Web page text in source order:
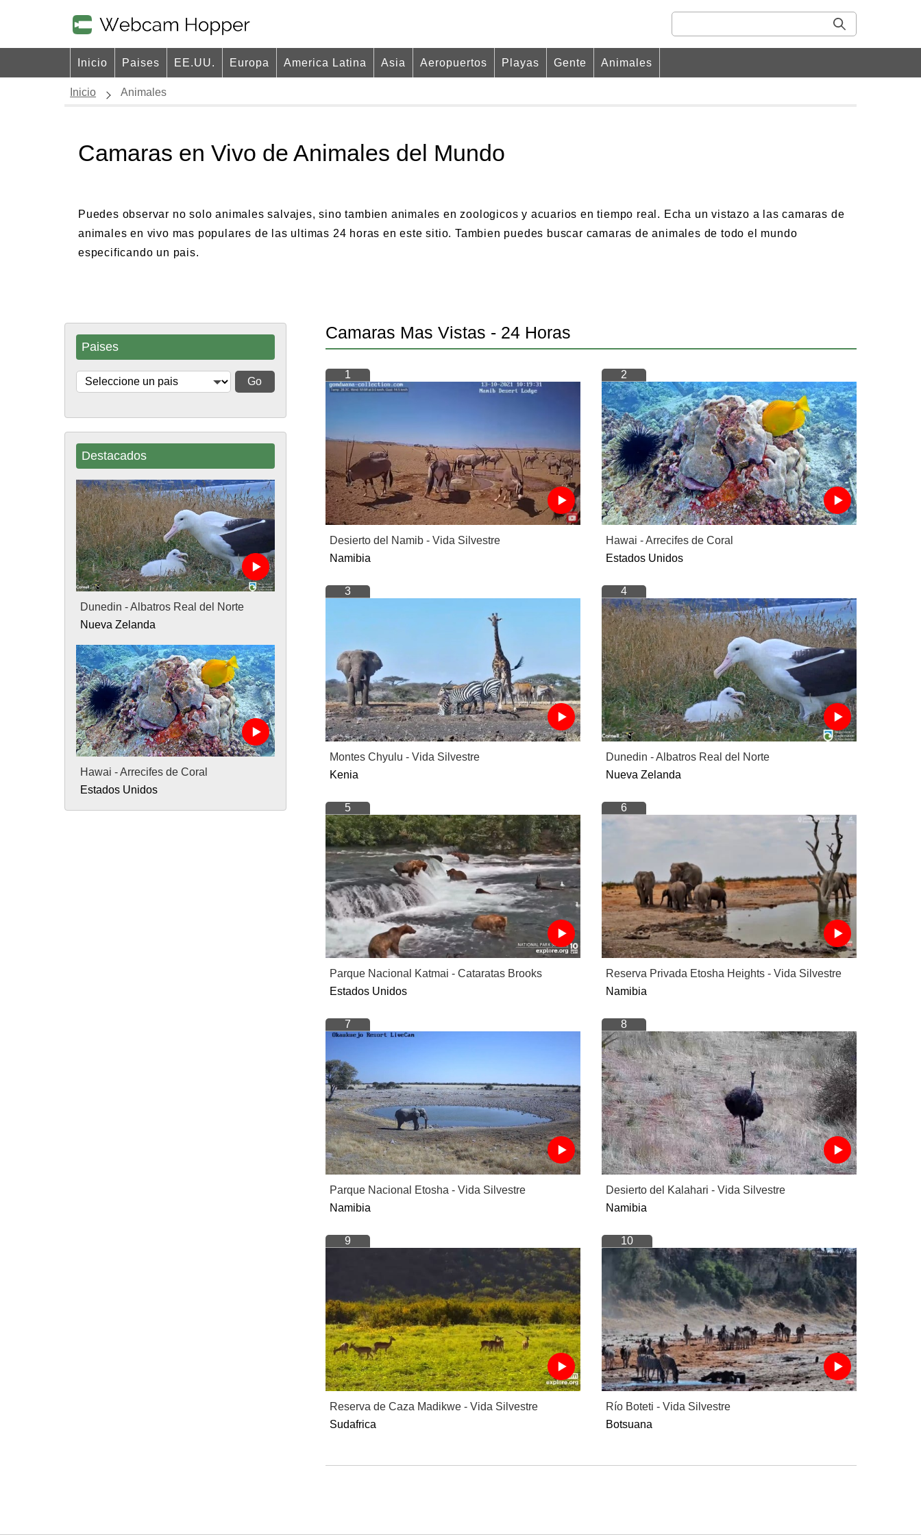
Inicio Paises EE.UU. Europa America Latina Asia Aeropuertos Playas Gente Animales
Inicio Animales
Camaras en Vivo de Animales del Mundo
Puedes observar no solo animales salvajes, sino tambien animales en zoologicos y acuarios en tiempo real. Echa un vistazo a las camaras de
animales en vivo mas populares de las ultimas 24 horas en este sitio. Tambien puedes buscar camaras de animales de todo el mundo
especificando un pais.
Paises
Go
Destacados
Dunedin - Albatros Real del Norte
Nueva Zelanda
Hawai - Arrecifes de Coral
Estados Unidos
Camaras Mas Vistas - 24 Horas
1
Desierto del Namib - Vida Silvestre
Namibia
2
Hawai - Arrecifes de Coral
Estados Unidos
3
Montes Chyulu - Vida Silvestre
Kenia
4
Dunedin - Albatros Real del Norte
Nueva Zelanda
5
Parque Nacional Katmai - Cataratas Brooks
Estados Unidos
6
Reserva Privada Etosha Heights - Vida Silvestre
Namibia
7
Parque Nacional Etosha - Vida Silvestre
Namibia
8
Desierto del Kalahari - Vida Silvestre
Namibia
9
Reserva de Caza Madikwe - Vida Silvestre
Sudafrica
10
Río Boteti - Vida Silvestre
Botsuana